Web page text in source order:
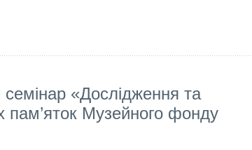
«Дослідження та
пам’яток Музейного фонду